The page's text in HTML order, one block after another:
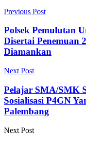
Previous Post
Polsek Pemulutan
Disertai Penemuan
Diamankan
Next Post
Pelajar SMA/SMK
Sosialisasi P4GN
Palembang
Next Post